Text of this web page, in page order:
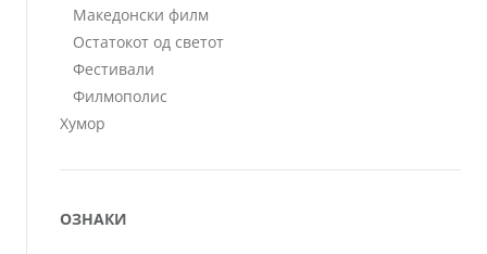
Македонски филм
Остатокот од светот
Фестивали
Филмополис
Хумор
ОЗНАКИ